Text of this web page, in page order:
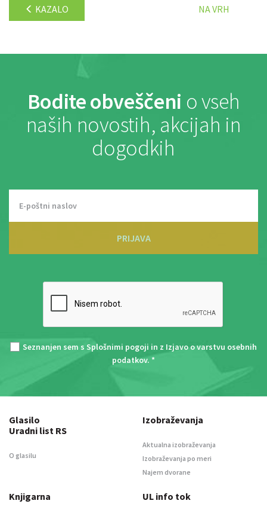
KAZALO NA VRH
Bodite obveščeni o vseh
naših novostih, akcijah in
dogodkih
PRIJAVA
Seznanjen sem s Splošnimi pogoji in z Izjavo o varstvu osebnih
podatkov. *
Glasilo
Uradni list RS
O glasilu
Izobraževanja
Aktualna izobraževanja
Izobraževanja po meri
Najem dvorane
Knjigarna UL info tok